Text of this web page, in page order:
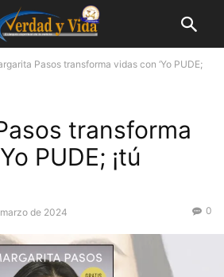
Pasos transforma vidas con ‘Yo PUDE;
transforma
PUDE; ¡tú
de 2024 0